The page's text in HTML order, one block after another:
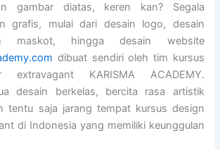
gambar diatas, keren kan? Segala
grafis, mulai dari desain logo, desain
maskot, hingga desain website
dibuat sendiri oleh tim kursus
extravagant KARISMA ACADEMY.
desain berkelas, bercita rasa artistik
tentu saja jarang tempat kursus design
di Indonesia yang memiliki keunggulan